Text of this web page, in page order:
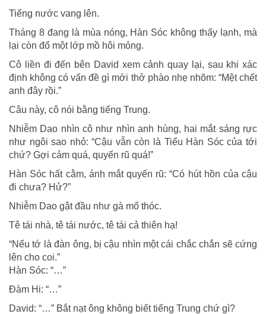
Tiếng nước vang lên.
Tháng 8 đang là mùa nóng, Hàn Sóc không thấy lạnh, mà
lại còn đổ một lớp mồ hôi mỏng.
Cô liền đi đến bên David xem cảnh quay lại, sau khi xác
định không có vấn đề gì mới thở phào nhẹ nhõm: “Mệt chết
anh đây rồi.”
Câu này, cô nói bằng tiếng Trung.
Nhiễm Dao nhìn cô như nhìn anh hùng, hai mắt sáng rực
như ngôi sao nhỏ: “Cậu vẫn còn là Tiểu Hàn Sóc của tới
chứ? Gợi cảm quá, quyến rũ quá!”
Hàn Sóc hất cằm, ánh mắt quyến rũ: “Có hút hồn của cậu
đi chưa? Hử?”
Nhiễm Dao gật đầu như gà mổ thóc.
Tê tái nhà, tê tái nước, tê tái cả thiên hạ!
“Nếu tớ là đàn ông, bị cậu nhìn một cái chắc chắn sẽ cứng
lên cho coi.”
Hàn Sóc: “…”
Đàm Hi: “…”
David: “…” Bắt nạt ông không biết tiếng Trung chứ gì?